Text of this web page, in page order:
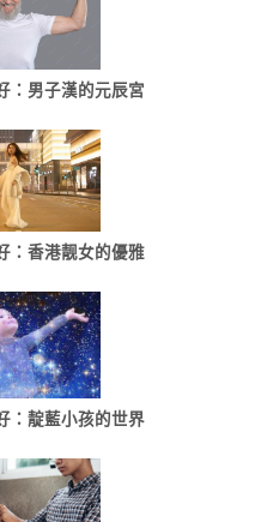
：男子漢的元辰宮
：香港靓女的優雅
：靛藍小孩的世界